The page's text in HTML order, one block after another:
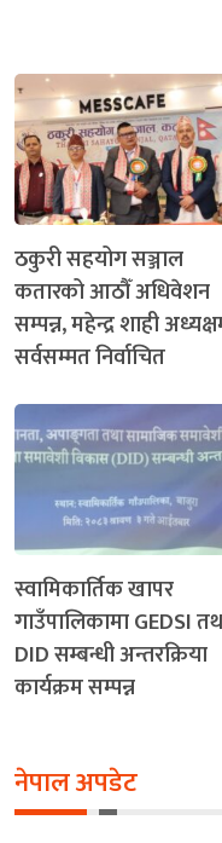
ठकुरी सहयोग सञ्जाल
कतारको आठौँ अधिवेशन
सम्पन्न, महेन्द्र शाही
सर्वसम्मत निर्वाचित
स्वामिकार्तिक खापर
गाउँपालिकामा GEDSI
DID सम्बन्धी अन्तरक्रिया
कार्यक्रम सम्पन्न
नेपाल अपडेट